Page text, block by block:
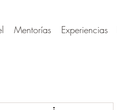
Mentorías Experiencias